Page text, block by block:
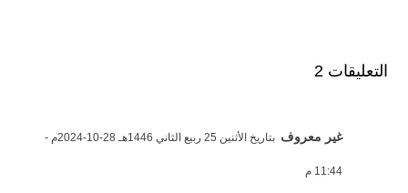
التعليقات 2
غير معروف بتاريخ الأثنين 25 ربيع الثاني 1446هـ 28-10-2024م -
11:44 م